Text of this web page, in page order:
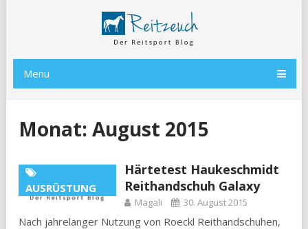
Menu
Monat: August 2015
AUSRÜSTUNG
Härtetest Haukeschmidt
Reithandschuh Galaxy
Magali 30. August 2015
Nach jahrelanger Nutzung von Roeckl Reithandschuhen,